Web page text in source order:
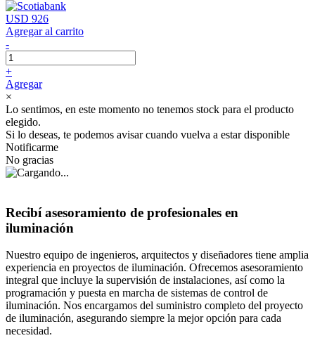
USD 926
Agregar al carrito
-
+
Agregar
×
Lo sentimos, en este momento no tenemos stock para el producto
elegido.
Si lo deseas, te podemos avisar cuando vuelva a estar disponible
Notificarme
No gracias
Recibí asesoramiento de profesionales en
iluminación
Nuestro equipo de ingenieros, arquitectos y diseñadores tiene amplia
experiencia en proyectos de iluminación. Ofrecemos asesoramiento
integral que incluye la supervisión de instalaciones, así como la
programación y puesta en marcha de sistemas de control de
iluminación. Nos encargamos del suministro completo del proyecto
de iluminación, asegurando siempre la mejor opción para cada
necesidad.